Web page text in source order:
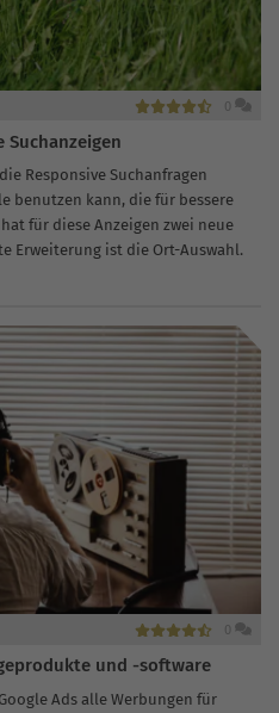
0
Suchanzeigen
Responsive Suchanfragen
benutzen kann, die für bessere
für diese Anzeigen zwei neue
Erweiterung ist die Ort-Auswahl.
0
und -software
Ads alle Werbungen für